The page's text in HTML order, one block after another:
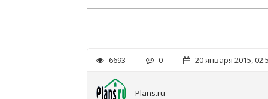
6693 0 20 января 2015,
Plans.ru